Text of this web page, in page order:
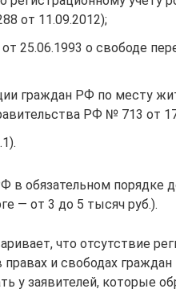
от 11.09.2012);
25.06.1993 о свободе
граждан РФ по месту
РФ № 713 от
в обязательном порядке
— от 3 до 5 тысяч руб.).
что отсутствие
и свободах
у заявителей, которые